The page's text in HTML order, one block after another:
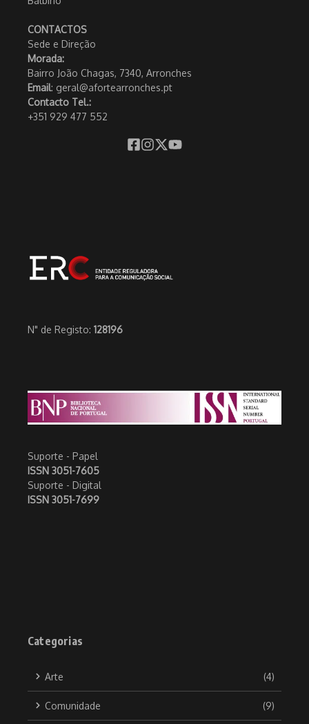
CONTACTOS
Sede e Direção
Morada:
Bairro João Chagas, 7340, Arronches
Email: geral@afortearronches.pt
Contacto Tel.:
+351 929 477 552
N" de Registo: 128196
Suporte - Papel
ISSN 3051-7605
Suporte - Digital
ISSN 3051-7699
Categorias
Arte (4)
Comunidade (9)